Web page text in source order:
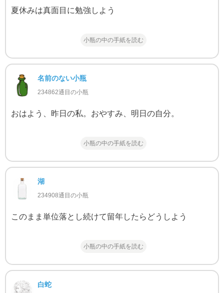
夏休みは真面目に勉強しよう
小瓶の中の手紙を読む
名前のない小瓶
234862通目の小瓶
おはよう、昨日の私。おやすみ、明日の自分。
小瓶の中の手紙を読む
湖
234908通目の小瓶
このまま単位落とし続けて留年したらどうしよう
小瓶の中の手紙を読む
白蛇